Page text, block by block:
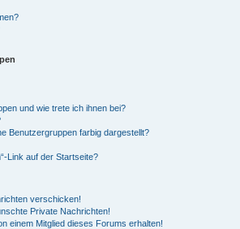
und wie trete ich ihnen bei?
Benutzergruppen farbig dargestellt?
Link auf der Startseite?
verschicken!
Private Nachrichten!
einem Mitglied dieses Forums erhalten!